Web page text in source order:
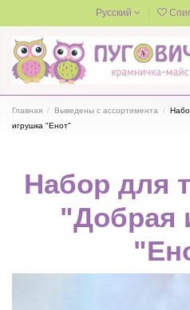
Русский
Главная Выведены с ассортимента
игрушка "Енот"
Набор для
"Добрая